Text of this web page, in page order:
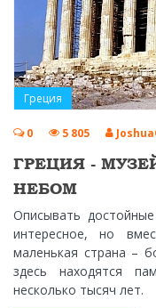
Греция
0 5 805
ГРЕЦИЯ -
НЕБОМ
Описывать
интересное, но
маленькая страна –
здесь находятся
несколько тысяч лет.